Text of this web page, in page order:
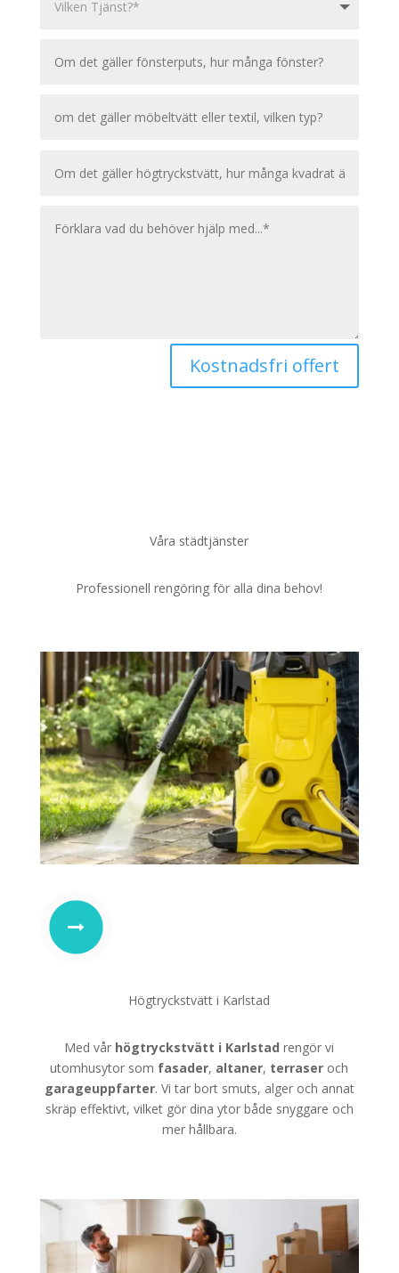
Kostnadsfri offert
Våra städtjänster
Professionell rengöring för alla dina behov!
Högtryckstvätt i Karlstad
Med vår högtryckstvätt i Karlstad rengör vi
utomhusytor som fasader, altaner, terraser och
garageuppfarter. Vi tar bort smuts, alger och annat
skräp effektivt, vilket gör dina ytor både snyggare och
mer hållbara.